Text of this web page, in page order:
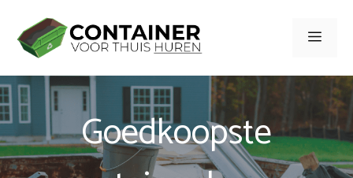
naar
inhoud
Menu
Goedkoopste